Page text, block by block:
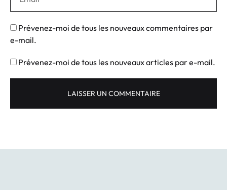
Prévenez-moi de tous les nouveaux commentaires par
e-mail.
Prévenez-moi de tous les nouveaux articles par e-mail.